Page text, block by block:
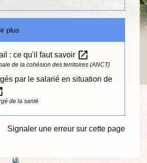
plus
: ce qu'il faut savoir open_in_new
de la cohésion des territoires (ANCT)
par le salarié en situation de
de la santé
Signaler une erreur sur cette page